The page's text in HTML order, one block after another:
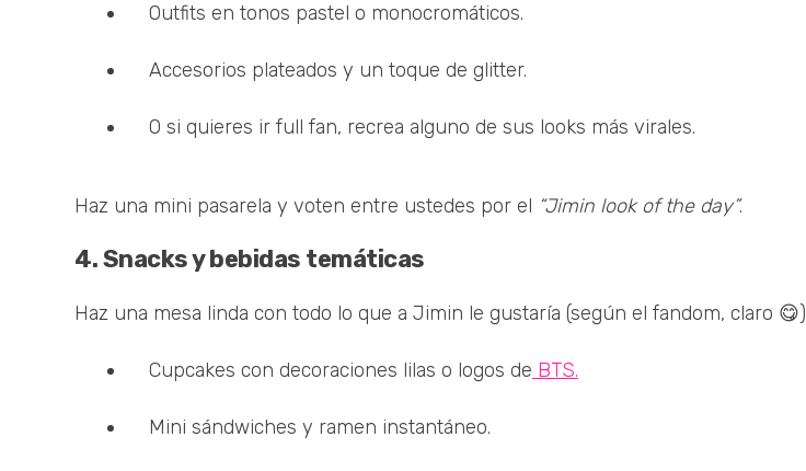
Outfits en tonos pastel o monocromáticos.
Accesorios plateados y un toque de glitter.
O si quieres ir full fan, recrea alguno de sus looks más virales.
Haz una mini pasarela y voten entre ustedes por el “Jimin look of the day”.
4. Snacks y bebidas temáticas
Haz una mesa linda con todo lo que a Jimin le gustaría (según el fandom, claro
Cupcakes con decoraciones lilas o logos de BTS.
Mini sándwiches y ramen instantáneo.